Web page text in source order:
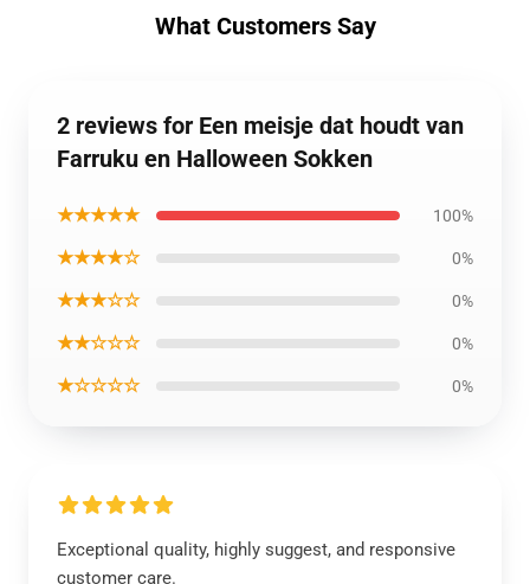
What Customers Say
2 reviews for Een meisje dat houdt van
Farruku en Halloween Sokken
★★★★★ 100%
★★★★☆ 0%
★★★☆☆ 0%
★★☆☆☆ 0%
★☆☆☆☆ 0%
Exceptional quality, highly suggest, and responsive
customer care.